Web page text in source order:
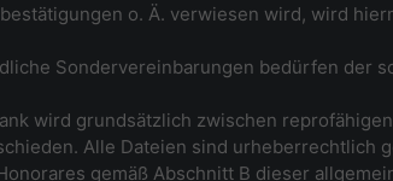
o. Ä. verwiesen wird, wird
Sondervereinbarungen bedürfen der
wird grundsätzlich zwischen
Alle Dateien sind
gemäß Abschnitt B dieser